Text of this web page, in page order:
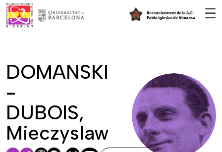
☰
DOMANSKI
-
DUBOIS,
Mieczyslaw